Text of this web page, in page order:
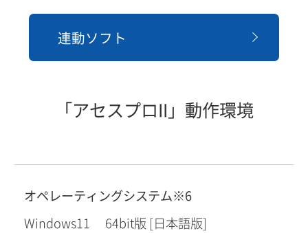
連動ソフト
「アセスプロII」動作環境
オペレーティングシステム※6
Windows11 64bit版 [日本語版]